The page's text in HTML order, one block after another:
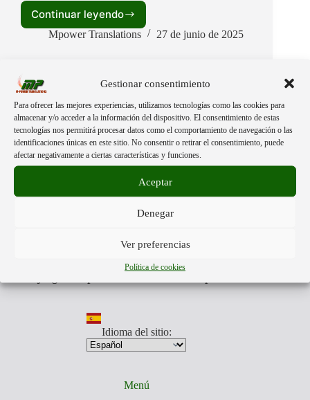
Gestionar consentimiento
Para ofrecer las mejores experiencias, utilizamos tecnologías como las cookies para
almacenar y/o acceder a la información del dispositivo. El consentimiento de estas
tecnologías nos permitirá procesar datos como el comportamiento de navegación o las
identificaciones únicas en este sitio. No consentir o retirar el consentimiento, puede
afectar negativamente a ciertas características y funciones.
Aceptar
Denegar
Ver preferencias
Política de cookies
Continuar leyendo
Gerinnsel
nach
Bestattungsunternehmerverband
Mpower Translations 27 de junio de 2025
Acerca de:
Mpower Translationsesta formado por personas libres de
distintas partes del mundo.
Nuestra única finalidad, es darte a conocer la información más
veraz que otros no quieren mostrarte.
realidad de lo que nos acontece, para que estés preparado para
globalistas y pro humanos.
Nuestro equipo traducirá aquellos videos y documentos que
toda persona, debe de conocer.
Idioma del sitio:
Menú